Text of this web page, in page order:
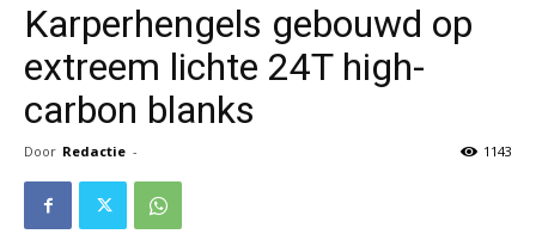
Karperhengels gebouwd op
extreem lichte 24T high-
carbon blanks
Door Redactie - 1143